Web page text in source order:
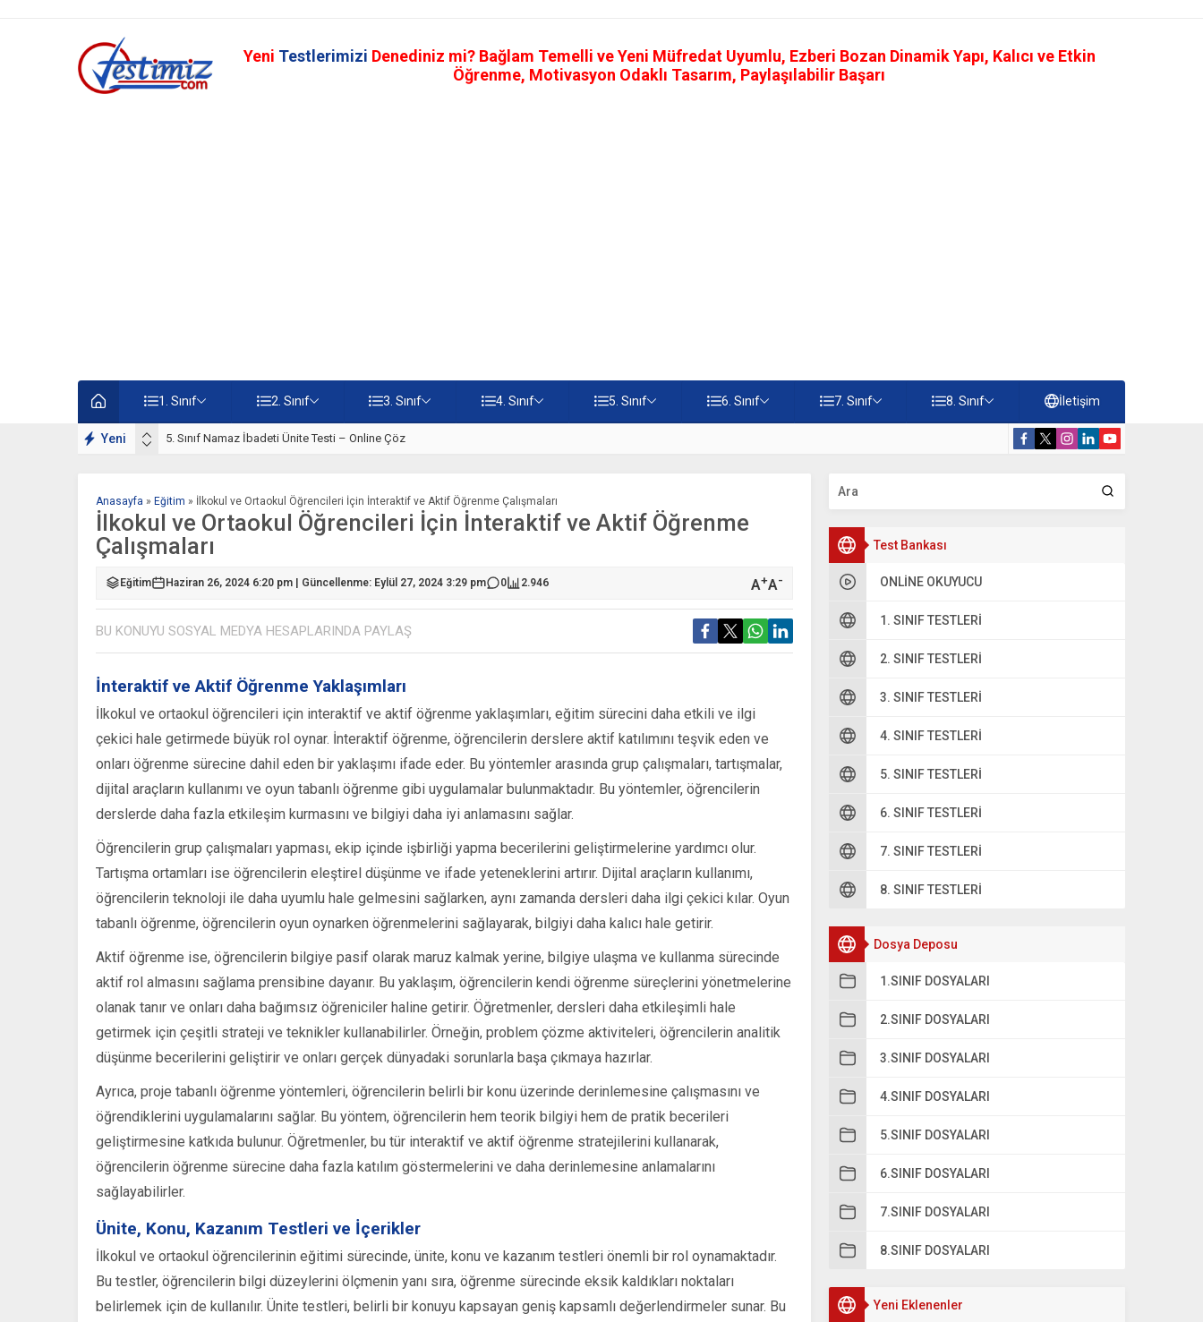
Yeni Testlerimizi Denediniz mi? Bağlam Temelli ve Yeni Müfredat Uyumlu, Ezberi Bozan Dinamik Yapı, Kalıcı ve Etkin
Öğrenme, Motivasyon Odaklı Tasarım, Paylaşılabilir Başarı
1. Sınıf 2. Sınıf 3. Sınıf 4. Sınıf 5. Sınıf 6. Sınıf 7. Sınıf 8. Sınıf İletişim
Yeni 5. Sınıf Namaz İbadeti Ünite Testi – Online Çöz
Test Bankası
ONLINE OKUYUCU
1. SINIF TESTLERI
2. SINIF TESTLERI
3. SINIF TESTLERI
4. SINIF TESTLERI
5. SINIF TESTLERI
6. SINIF TESTLERI
7. SINIF TESTLERI
8. SINIF TESTLERI
Dosya Deposu
1.SINIF DOSYALARI
2.SINIF DOSYALARI
3.SINIF DOSYALARI
4.SINIF DOSYALARI
5.SINIF DOSYALARI
6.SINIF DOSYALARI
7.SINIF DOSYALARI
8.SINIF DOSYALARI
Yeni Eklenenler
Anasayfa » Eğitim » İlkokul ve Ortaokul Öğrencileri İçin İnteraktif ve Aktif Öğrenme Çalışmaları
İlkokul ve Ortaokul Öğrencileri İçin İnteraktif ve Aktif Öğrenme
Çalışmaları
Eğitim Haziran 26, 2024 6:20 pm | Güncellenme: Eylül 27, 2024 3:29 pm 0 2.946 A+A-
BU KONUYU SOSYAL MEDYA HESAPLARINDA PAYLAŞ
İnteraktif ve Aktif Öğrenme Yaklaşımları
İlkokul ve ortaokul öğrencileri için interaktif ve aktif öğrenme yaklaşımları, eğitim sürecini daha etkili ve ilgi
çekici hale getirmede büyük rol oynar. İnteraktif öğrenme, öğrencilerin derslere aktif katılımını teşvik eden ve
onları öğrenme sürecine dahil eden bir yaklaşımı ifade eder. Bu yöntemler arasında grup çalışmaları, tartışmalar,
dijital araçların kullanımı ve oyun tabanlı öğrenme gibi uygulamalar bulunmaktadır. Bu yöntemler, öğrencilerin
derslerde daha fazla etkileşim kurmasını ve bilgiyi daha iyi anlamasını sağlar.
Öğrencilerin grup çalışmaları yapması, ekip içinde işbirliği yapma becerilerini geliştirmelerine yardımcı olur.
Tartışma ortamları ise öğrencilerin eleştirel düşünme ve ifade yeteneklerini artırır. Dijital araçların kullanımı,
öğrencilerin teknoloji ile daha uyumlu hale gelmesini sağlarken, aynı zamanda dersleri daha ilgi çekici kılar. Oyun
tabanlı öğrenme, öğrencilerin oyun oynarken öğrenmelerini sağlayarak, bilgiyi daha kalıcı hale getirir.
Aktif öğrenme ise, öğrencilerin bilgiye pasif olarak maruz kalmak yerine, bilgiye ulaşma ve kullanma sürecinde
aktif rol almasını sağlama prensibine dayanır. Bu yaklaşım, öğrencilerin kendi öğrenme süreçlerini yönetmelerine
olanak tanır ve onları daha bağımsız öğreniciler haline getirir. Öğretmenler, dersleri daha etkileşimli hale
getirmek için çeşitli strateji ve teknikler kullanabilirler. Örneğin, problem çözme aktiviteleri, öğrencilerin analitik
düşünme becerilerini geliştirir ve onları gerçek dünyadaki sorunlarla başa çıkmaya hazırlar.
Ayrıca, proje tabanlı öğrenme yöntemleri, öğrencilerin belirli bir konu üzerinde derinlemesine çalışmasını ve
öğrendiklerini uygulamalarını sağlar. Bu yöntem, öğrencilerin hem teorik bilgiyi hem de pratik becerileri
geliştirmesine katkıda bulunur. Öğretmenler, bu tür interaktif ve aktif öğrenme stratejilerini kullanarak,
öğrencilerin öğrenme sürecine daha fazla katılım göstermelerini ve daha derinlemesine anlamalarını
sağlayabilirler.
Ünite, Konu, Kazanım Testleri ve İçerikler
İlkokul ve ortaokul öğrencilerinin eğitimi sürecinde, ünite, konu ve kazanım testleri önemli bir rol oynamaktadır.
Bu testler, öğrencilerin bilgi düzeylerini ölçmenin yanı sıra, öğrenme sürecinde eksik kaldıkları noktaları
belirlemek için de kullanılır. Ünite testleri, belirli bir konuyu kapsayan geniş kapsamlı değerlendirmeler sunar. Bu